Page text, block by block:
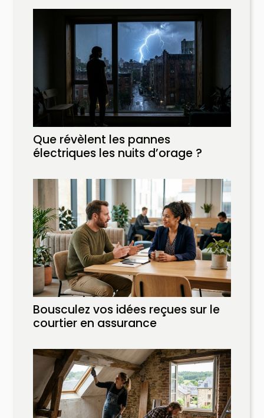
Que révèlent les pannes
électriques les nuits d’orage ?
Bousculez vos idées reçues sur le
courtier en assurance